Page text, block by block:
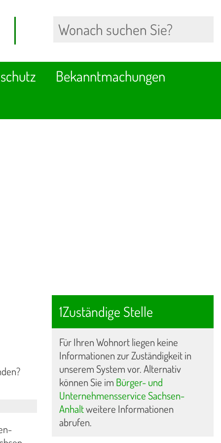
Bekanntmachungen
1Zuständige Stelle
Für Ihren Wohnort liegen keine
Informationen zur Zuständigkeit in
unserem System vor. Alternativ
können Sie im Bürger- und
Unternehmensservice Sachsen-
Anhaltweitere Informationen
abrufen.